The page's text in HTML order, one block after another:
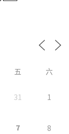
五 六
31 1
7 8